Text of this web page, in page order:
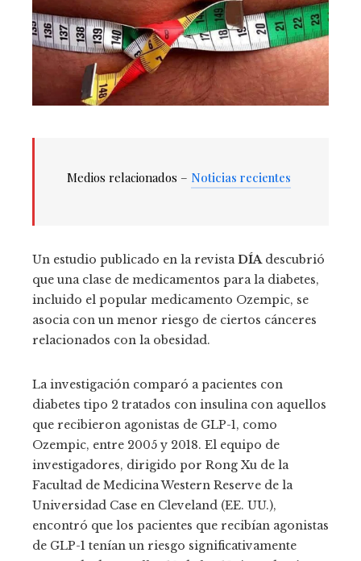
Medios relacionados – Noticias recientes
Un estudio publicado en la revistaDÍAdescubrió
que una clase de medicamentos para la diabetes,
incluido el popular medicamento Ozempic, se
asocia con un menor riesgo de ciertos cánceres
relacionados con la obesidad.
La investigación comparó a pacientes con
diabetes tipo 2 tratados con insulina con aquellos
que recibieron agonistas de GLP-1, como
Ozempic, entre 2005 y 2018. El equipo de
investigadores, dirigido por Rong Xu de la
Facultad de Medicina Western Reserve de la
Universidad Case en Cleveland (EE. UU.),
encontró que los pacientes que recibían agonistas
de GLP-1 tenían un riesgo significativamente